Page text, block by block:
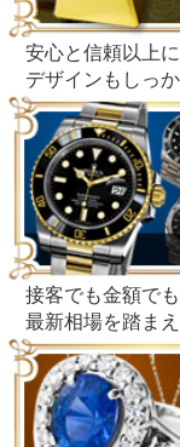
安心と信頼以上に
デザインもしっか
接客でも金額でも
最新相場を踏まえ